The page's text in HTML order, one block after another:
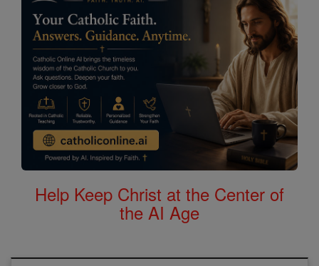
Help Keep Christ at the Center of
the AI Age